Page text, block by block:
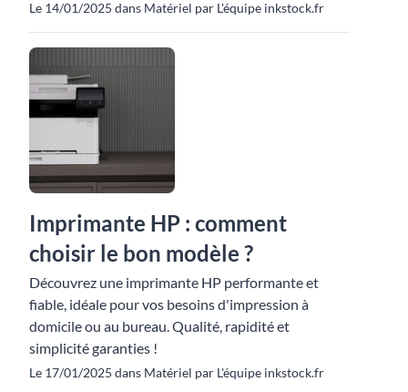
Le 14/01/2025 dans Matériel par L'équipe inkstock.fr
Imprimante HP : comment
choisir le bon modèle ?
Découvrez une imprimante HP performante et
fiable, idéale pour vos besoins d'impression à
domicile ou au bureau. Qualité, rapidité et
simplicité garanties !
Le 17/01/2025 dans Matériel par L'équipe inkstock.fr